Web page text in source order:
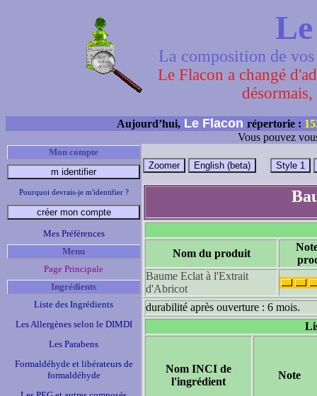
La composition de
Le Flacon a changé
Aujourd’hui, Le Flacon répertorie :
Vous pouvez
Mon compte
Pourquoi devrais-je m'identifier ?
Mes Préférences
Menu
Page Principale
Ingrédients
Liste des Ingrédients
Les Allergènes selon le DIMDI
Les Parabens
Formaldéhyde et libérateurs de
formaldéhyde
Nom du produit
Baume Eclat à l'Extrait
d'Abricot
durabilité après ouverture : 6 mois.
Nom INCI de
l'ingrédient
Note